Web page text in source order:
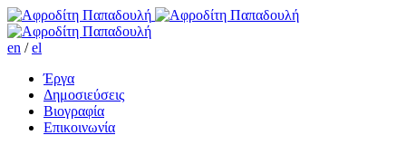
en /el
Έργα
Δημοσιεύσεις
Βιογραφία
Επικοινωνία